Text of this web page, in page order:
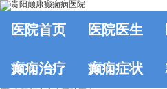
医院首页 医院医生
癫痫治疗 癫痫症状